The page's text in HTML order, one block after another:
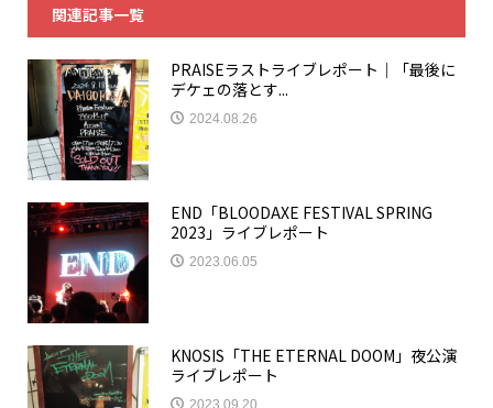
関連記事一覧
PRAISEラストライブレポート｜「最後に
デケェの落とす...
2024.08.26
END「BLOODAXE FESTIVAL SPRING
2023」ライブレポート
2023.06.05
KNOSIS「THE ETERNAL DOOM」夜公演
ライブレポート
2023.09.20